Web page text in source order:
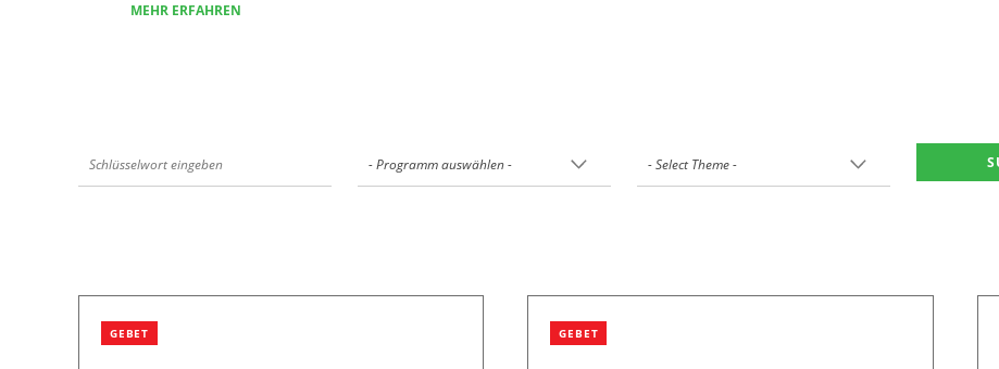
MEHR ERFAHREN
- Programm auswählen - - Select Theme -
GEBET GEBET